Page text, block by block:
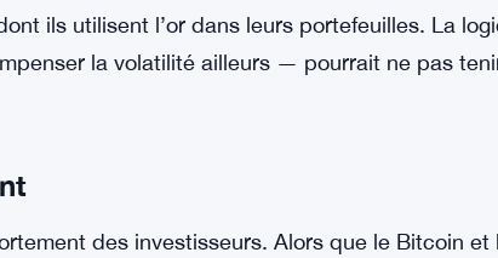
Le métal n’est plus isolé du sentiment qui
Lorsque l’appétit pour le risque diminue
se replongent dans des positions
entre l’or et des actifs comme le
pense que les investisseurs doivent